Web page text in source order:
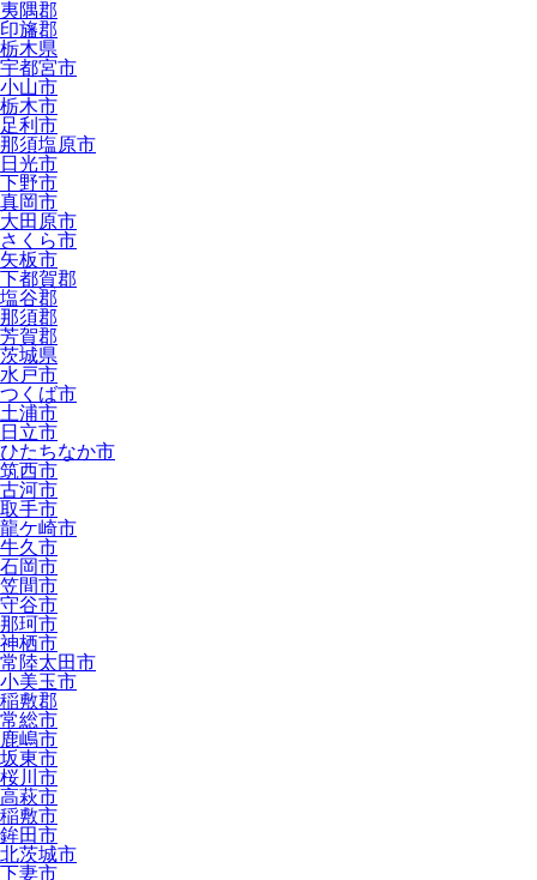
夷隅郡
印旛郡
栃木県
宇都宮市
小山市
栃木市
足利市
那須塩原市
日光市
下野市
真岡市
大田原市
さくら市
矢板市
下都賀郡
塩谷郡
那須郡
芳賀郡
茨城県
水戸市
つくば市
土浦市
日立市
ひたちなか市
筑西市
古河市
取手市
龍ケ崎市
牛久市
石岡市
笠間市
守谷市
那珂市
神栖市
常陸太田市
小美玉市
稲敷郡
常総市
鹿嶋市
坂東市
桜川市
高萩市
稲敷市
鉾田市
北茨城市
下妻市